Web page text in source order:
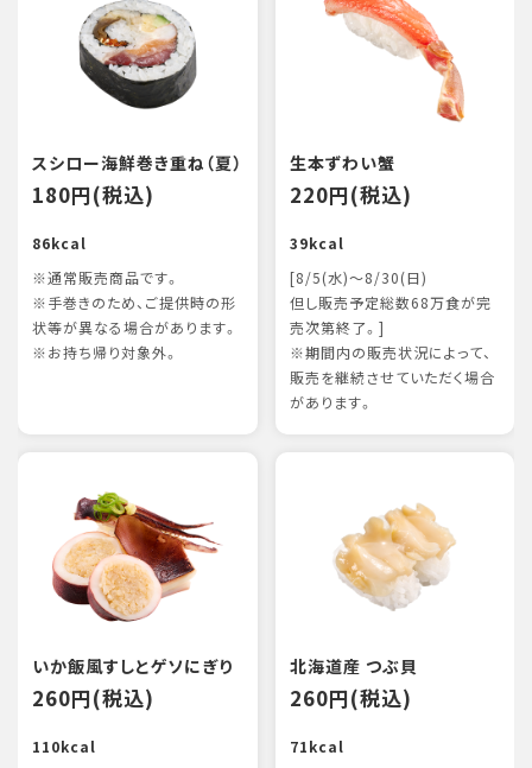
スシロー海鮮巻き重ね（夏）
180円(税込)
86kcal
※通常販売商品です。
※手巻きのため、ご提供時の形
状等が異なる場合があります。
※お持ち帰り対象外。
生本ずわい蟹
220円(税込)
39kcal
[8/5(水)～8/30(日)
但し販売予定総数68万食が完
売次第終了。]
※期間内の販売状況によって、
販売を継続させていただく場合
があります。
いか飯風すしとゲソにぎり
260円(税込)
110kcal
北海道産 つぶ貝
260円(税込)
71kcal